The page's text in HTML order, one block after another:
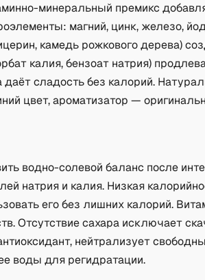
минеральный премикс
магний, цинк, железо,
камедь рожкового дерева)
калия, бензоат натрия)
даёт сладость без калорий.
цвет, ароматизатор —
водно-солевой баланс после
натрия и калия. Низкая
его без лишних калорий.
Отсутствие сахара исключает
нейтрализует
воды для регидратации.